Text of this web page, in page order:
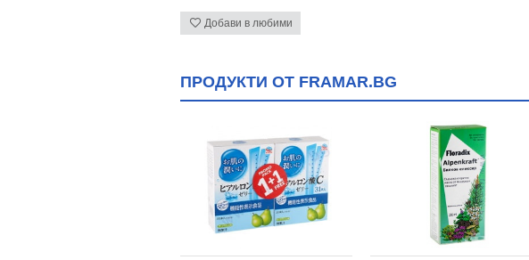
Добави в любими
ПРОДУКТИ ОТ FRAMAR.BG